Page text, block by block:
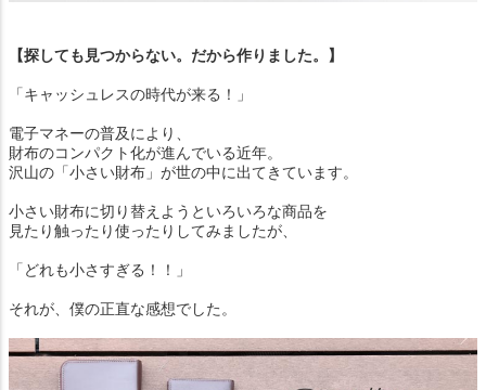
【探しても見つからない。だから作りました。】
「キャッシュレスの時代が来る！」
電子マネーの普及により、
財布のコンパクト化が進んでいる近年。
沢山の「小さい財布」が世の中に出てきています。
小さい財布に切り替えようといろいろな商品を
見たり触ったり使ったりしてみましたが、
「どれも小さすぎる！！」
それが、僕の正直な感想でした。